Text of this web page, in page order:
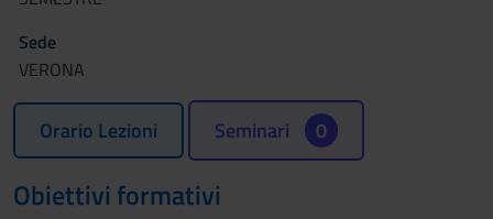
Sede
VERONA
Orario Lezioni Seminari 0
Obiettivi formativi